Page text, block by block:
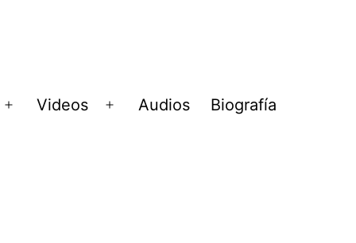
Abrir
Videos
Abrir
Audios Biografía